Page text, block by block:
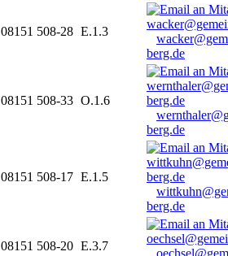
08151 508-28 E.1.3
berg.de
08151 508-33 O.1.6
berg.de
08151 508-17 E.1.5
berg.de
08151 508-20 E.3.7